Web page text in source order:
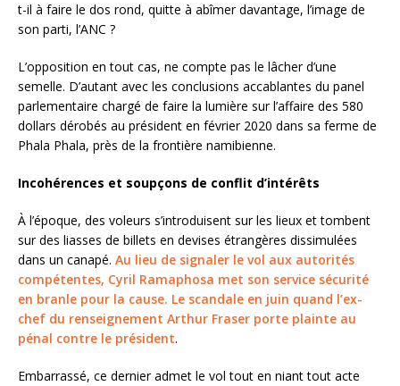
t-il à faire le dos rond, quitte à abîmer davantage, l’image de
son parti, l’ANC ?
L’opposition en tout cas, ne compte pas le lâcher d’une
semelle. D’autant avec les conclusions accablantes du panel
parlementaire chargé de faire la lumière sur l’affaire des 580
dollars dérobés au président en février 2020 dans sa ferme de
Phala Phala, près de la frontière namibienne.
Incohérences et soupçons de conflit d’intérêts
À l’époque, des voleurs s’introduisent sur les lieux et tombent
sur des liasses de billets en devises étrangères dissimulées
dans un canapé. Au lieu de signaler le vol aux autorités
compétentes, Cyril Ramaphosa met son service sécurité
en branle pour la cause. Le scandale en juin quand l’ex-
chef du renseignement Arthur Fraser porte plainte au
pénal contre le président.
Embarrassé, ce dernier admet le vol tout en niant tout acte